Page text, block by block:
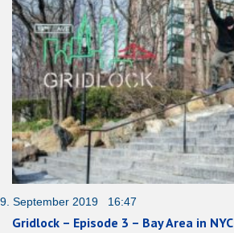
9. September 2019 16:47
Gridlock – Episode 3 – Bay Area in NYC